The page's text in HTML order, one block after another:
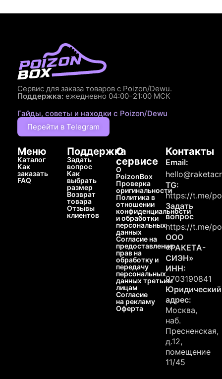
Сервис для заказа товаров с Poizon/Dewu.
Поддержка: ежедневно 04:00–21:00 МСК
Гайды, советы и находки с Poizon/Dewu
Перейти в Telegram
Меню
Каталог
Как
заказать
FAQ
Поддержка
Задать
вопрос
Как
выбрать
размер
Возврат
товара
Отзывы
клиентов
О
сервисе
О
PoizonBox
Проверка
оригинальности
Политика в
отношении
конфиденциальности
и обработки
персональных
данных
Согласие на
предоставление
прав на
обработку и
передачу
персональных
данных третьим
лицам
Согласие
на рекламу
Оферта
Контакты
Email:
TG:
https://t.me/
Задать
вопрос
https://t.me/
ООО
«РАКЕТА-
СИЭН»
ИНН:
9703190841
Юридический
адрес:
Москва,
наб.
Пресненская,
д.12,
помещение
11/45